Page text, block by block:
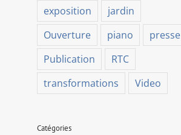
exposition
jardin
Ouverture
piano
presse
Publication
RTC
transformations
Video
Catégories